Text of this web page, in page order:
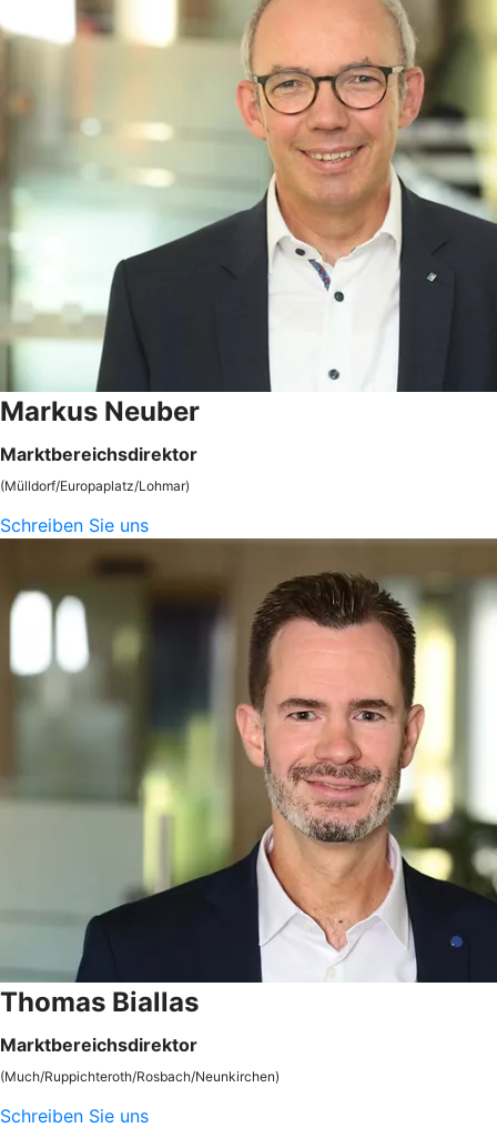
Markus Neuber
Marktbereichsdirektor
(Mülldorf/Europaplatz/Lohmar)
Schreiben Sie uns
Thomas Biallas
Marktbereichsdirektor
(Much/Ruppichteroth/Rosbach/Neunkirchen)
Schreiben Sie uns